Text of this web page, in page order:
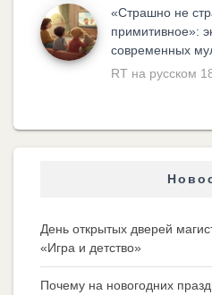
«Cтрашно не
примитивное»:
современных
RT на русском
День открытых дверей
«Игра и детство»
Почему на новогодних